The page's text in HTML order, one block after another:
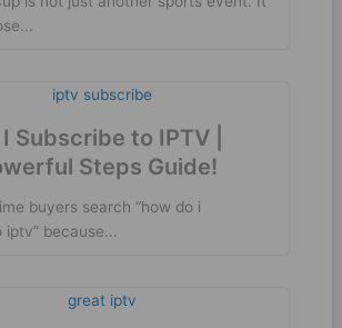
Subscribe to IPTV |
Steps Guide!
buyers search “how do i
iptv” because...